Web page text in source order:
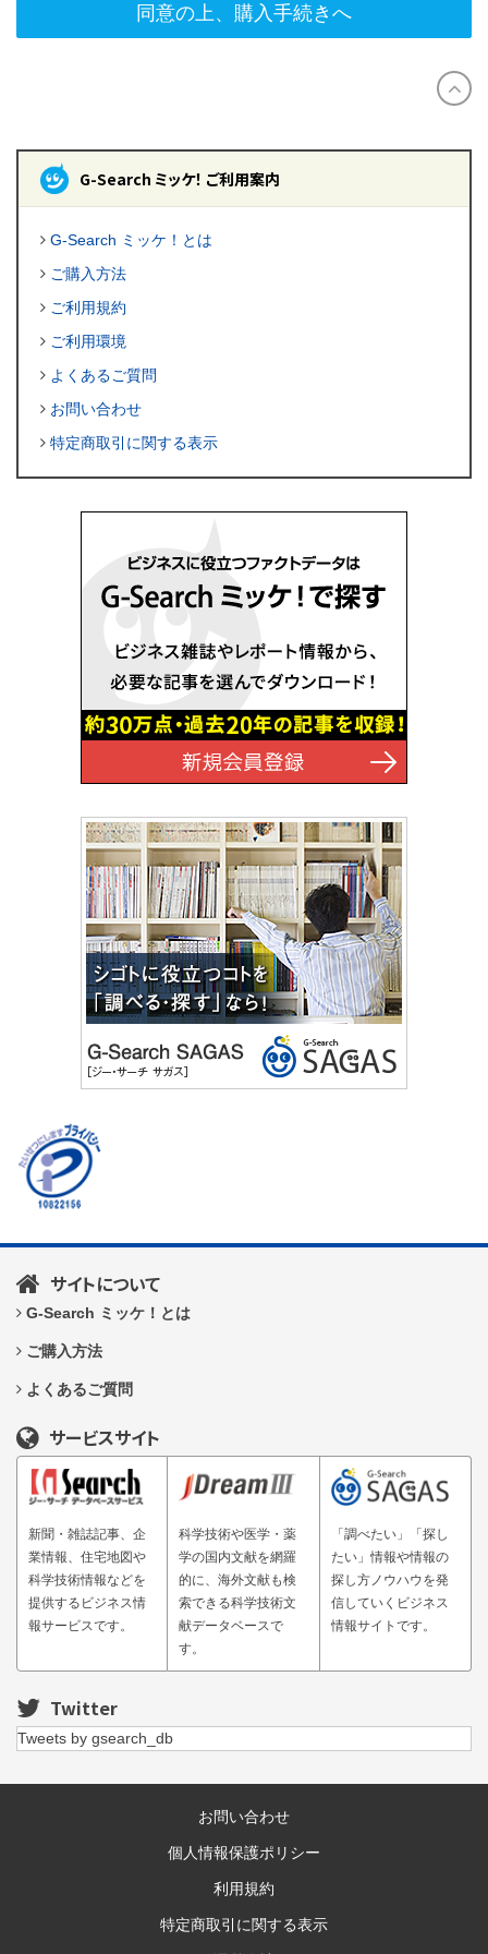
同意の上、購入手続きへ
G-Search ミッケ！ ご利用案内
G-Search ミッケ！とは
ご購入方法
ご利用規約
ご利用環境
よくあるご質問
お問い合わせ
特定商取引に関する表示
サイトについて
G-Search ミッケ！とは
ご購入方法
よくあるご質問
サービスサイト
新聞・雑誌記事、企
業情報、住宅地図や
科学技術情報などを
提供するビジネス情
報サービスです。
科学技術や医学・薬
学の国内文献を網羅
的に、海外文献も検
索できる科学技術文
献データベースで
す。
「調べたい」「探し
たい」情報や情報の
探し方ノウハウを発
信していくビジネス
情報サイトです。
Twitter
Tweets by gsearch_db
お問い合わせ
個人情報保護ポリシー
利用規約
特定商取引に関する表示